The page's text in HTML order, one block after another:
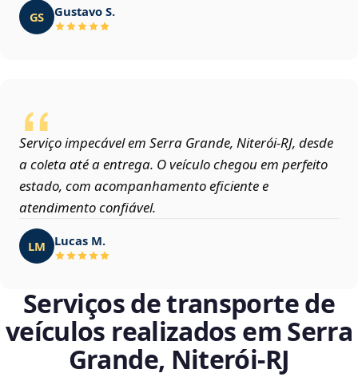
GS Gustavo S.
Serviço impecável em Serra Grande, Niterói‑RJ, desde
a coleta até a entrega. O veículo chegou em perfeito
estado, com acompanhamento eficiente e
atendimento confiável.
LM Lucas M.
Serviços de transporte de
veículos realizados em Serra
Grande, Niterói‑RJ